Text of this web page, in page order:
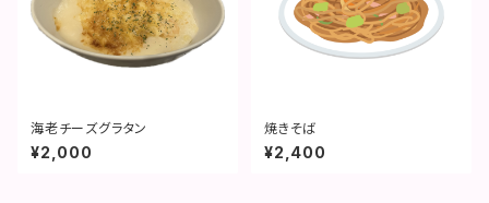
海老チーズグラタン
¥2,000
焼きそば
¥2,400